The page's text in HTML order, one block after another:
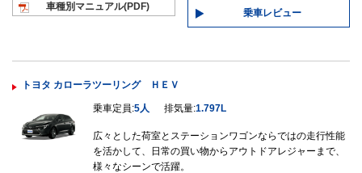
車種別マニュアル(PDF)
乗車レビュー
トヨタ カローラツーリング ＨＥＶ
乗車定員:5人 排気量:1.797L
広々とした荷室とステーションワゴンならではの走行性能
を活かして、日常の買い物からアウトドアレジャーまで、
様々なシーンで活躍。